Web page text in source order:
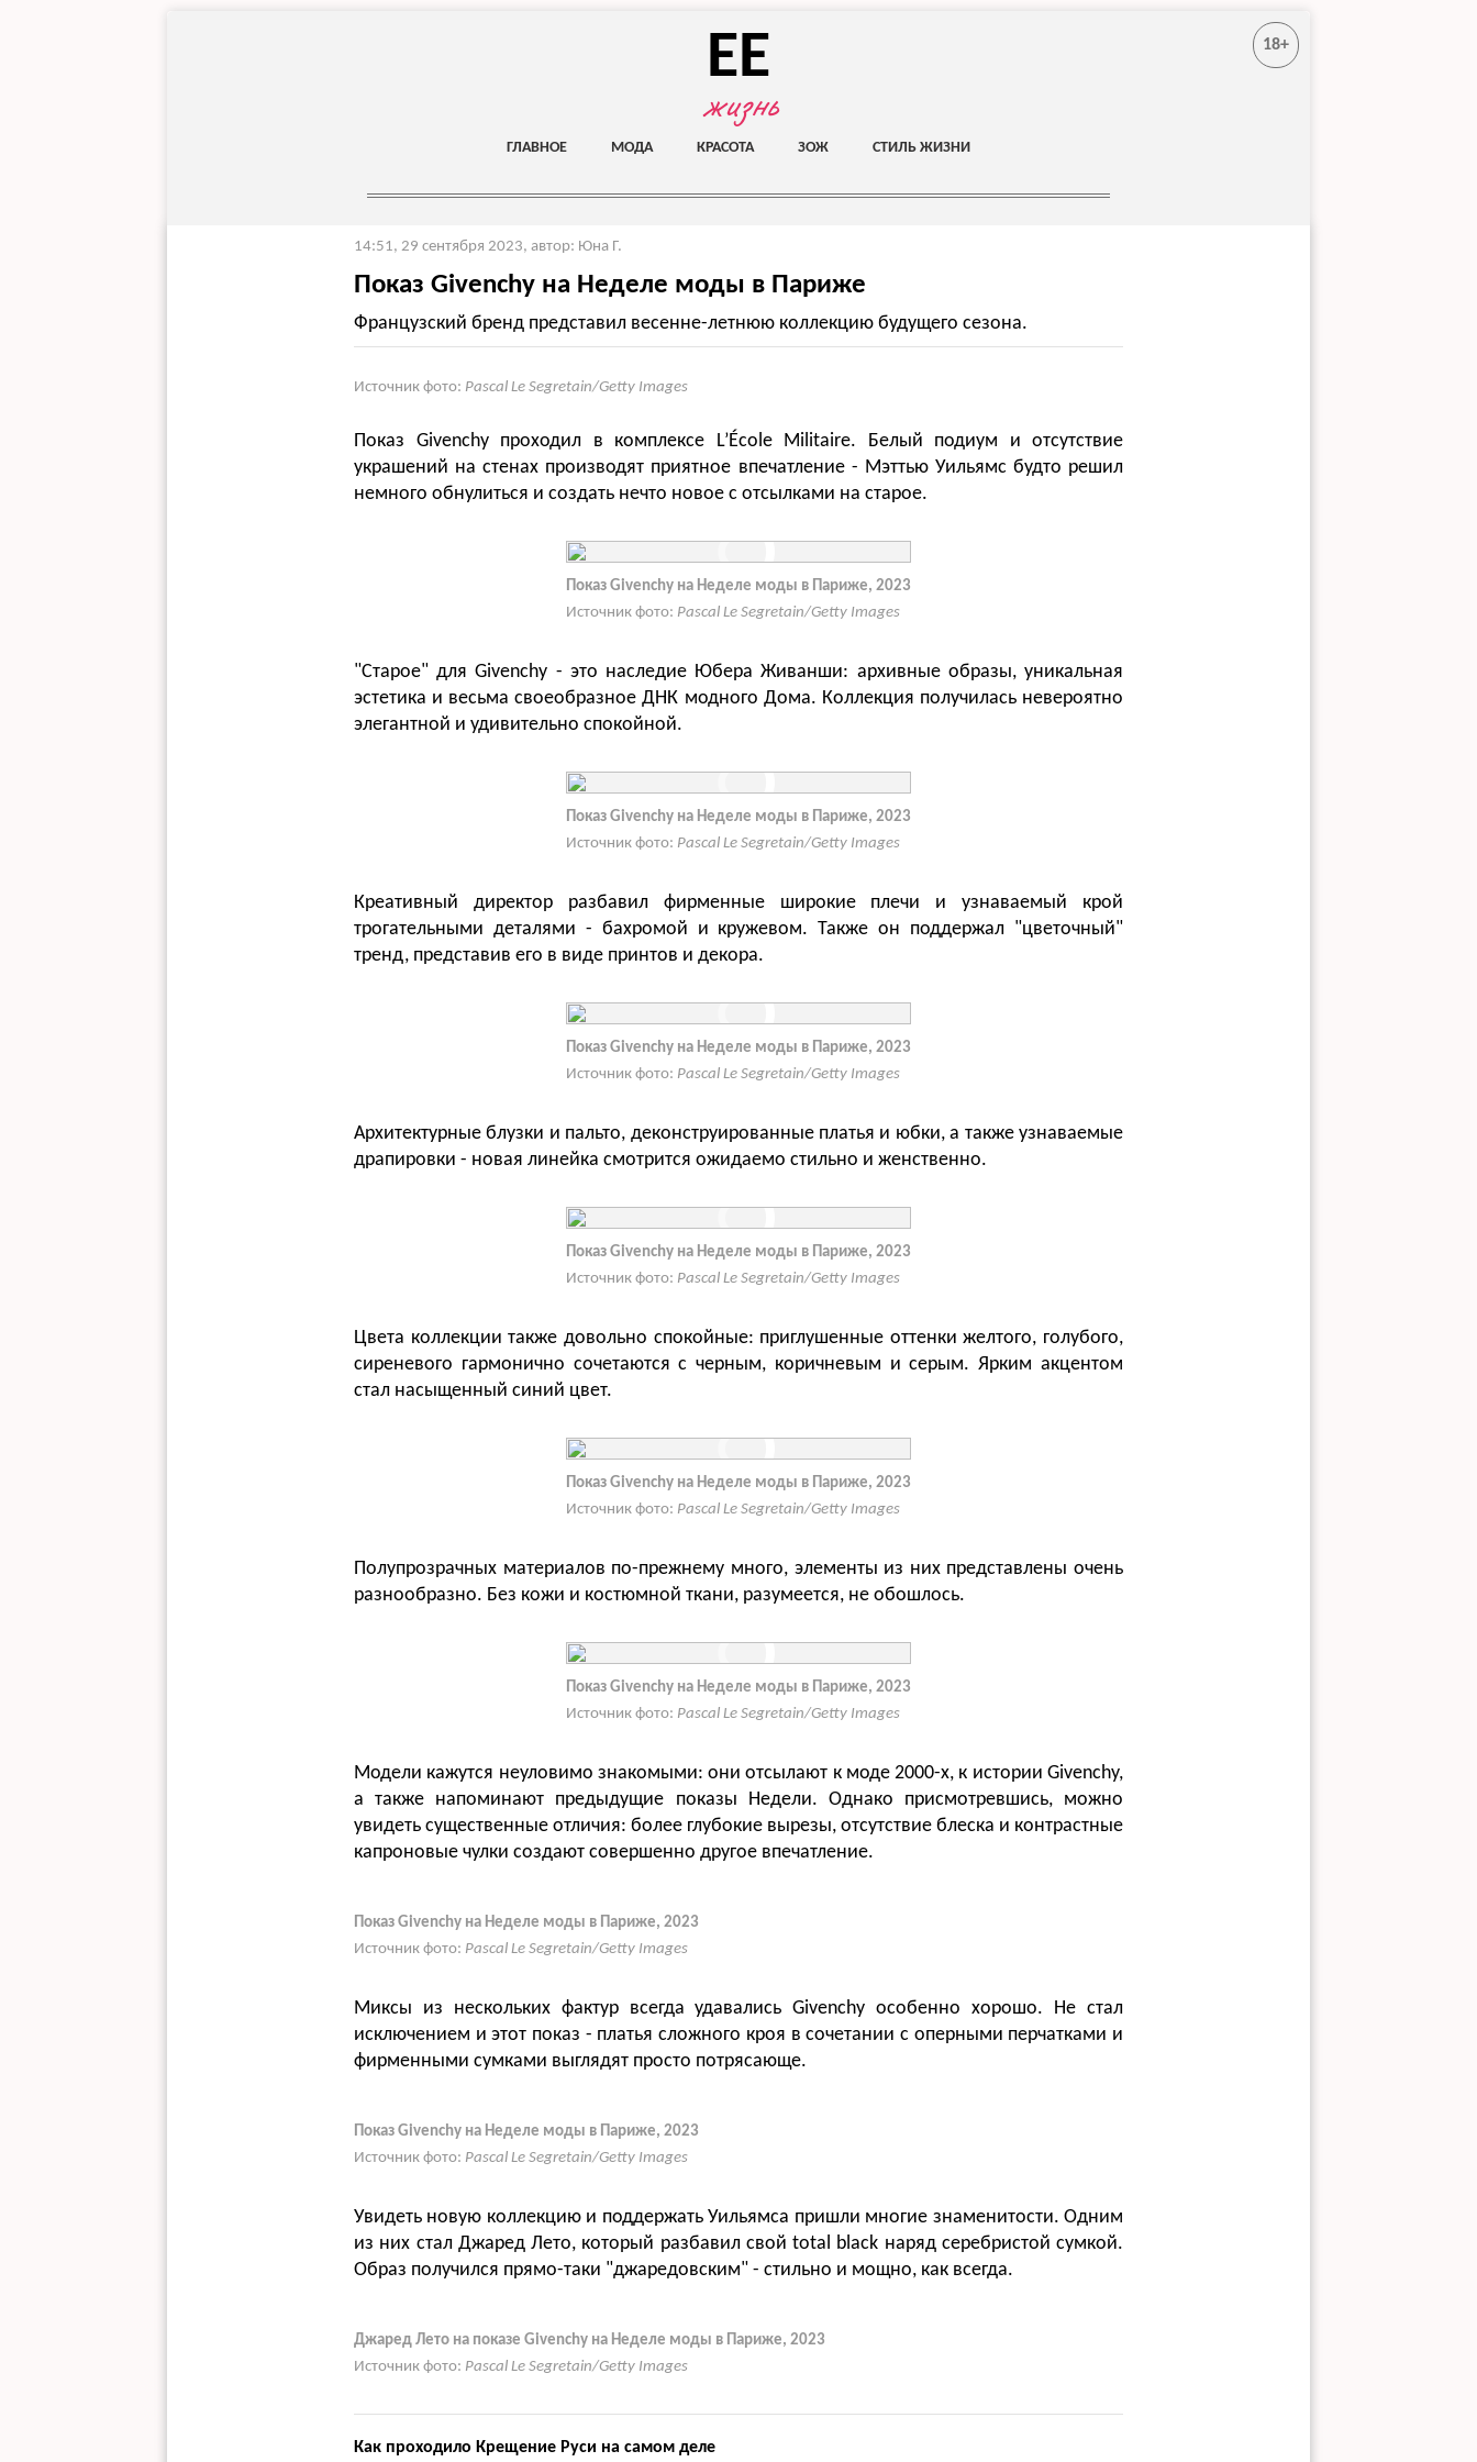
EE
жизнь
18+
ГЛАВНОЕ МОДА КРАСОТА ЗОЖ СТИЛЬ ЖИЗНИ
14:51, 29 сентября 2023, автор: Юна Г.
Показ Givenchy на Неделе моды в Париже
Французский бренд представил весенне-летнюю коллекцию будущего сезона.
Источник фото: Pascal Le Segretain/Getty Images
Показ Givenchy проходил в комплексе L’École Militaire. Белый подиум и отсутствие
украшений на стенах производят приятное впечатление - Мэттью Уильямс будто решил
немного обнулиться и создать нечто новое с отсылками на старое.
Показ Givenchy на Неделе моды в Париже, 2023
Источник фото: Pascal Le Segretain/Getty Images
"Старое" для Givenchy - это наследие Юбера Живанши: архивные образы, уникальная
эстетика и весьма своеобразное ДНК модного Дома. Коллекция получилась невероятно
элегантной и удивительно спокойной.
Показ Givenchy на Неделе моды в Париже, 2023
Источник фото: Pascal Le Segretain/Getty Images
Креативный директор разбавил фирменные широкие плечи и узнаваемый крой
трогательными деталями - бахромой и кружевом. Также он поддержал "цветочный"
тренд, представив его в виде принтов и декора.
Показ Givenchy на Неделе моды в Париже, 2023
Источник фото: Pascal Le Segretain/Getty Images
Архитектурные блузки и пальто, деконструированные платья и юбки, а также узнаваемые
драпировки - новая линейка смотрится ожидаемо стильно и женственно.
Показ Givenchy на Неделе моды в Париже, 2023
Источник фото: Pascal Le Segretain/Getty Images
Цвета коллекции также довольно спокойные: приглушенные оттенки желтого, голубого,
сиреневого гармонично сочетаются с черным, коричневым и серым. Ярким акцентом
стал насыщенный синий цвет.
Показ Givenchy на Неделе моды в Париже, 2023
Источник фото: Pascal Le Segretain/Getty Images
Полупрозрачных материалов по-прежнему много, элементы из них представлены очень
разнообразно. Без кожи и костюмной ткани, разумеется, не обошлось.
Показ Givenchy на Неделе моды в Париже, 2023
Источник фото: Pascal Le Segretain/Getty Images
Модели кажутся неуловимо знакомыми: они отсылают к моде 2000-х, к истории Givenchy,
а также напоминают предыдущие показы Недели. Однако присмотревшись, можно
увидеть существенные отличия: более глубокие вырезы, отсутствие блеска и контрастные
капроновые чулки создают совершенно другое впечатление.
Показ Givenchy на Неделе моды в Париже, 2023
Источник фото: Pascal Le Segretain/Getty Images
Миксы из нескольких фактур всегда удавались Givenchy особенно хорошо. Не стал
исключением и этот показ - платья сложного кроя в сочетании с оперными перчатками и
фирменными сумками выглядят просто потрясающе.
Показ Givenchy на Неделе моды в Париже, 2023
Источник фото: Pascal Le Segretain/Getty Images
Увидеть новую коллекцию и поддержать Уильямса пришли многие знаменитости. Одним
из них стал Джаред Лето, который разбавил свой total black наряд серебристой сумкой.
Образ получился прямо-таки "джаредовским" - стильно и мощно, как всегда.
Джаред Лето на показе Givenchy на Неделе моды в Париже, 2023
Источник фото: Pascal Le Segretain/Getty Images
Как проходило Крещение Руси на самом деле